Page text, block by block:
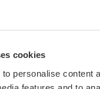
cookies
personalise content